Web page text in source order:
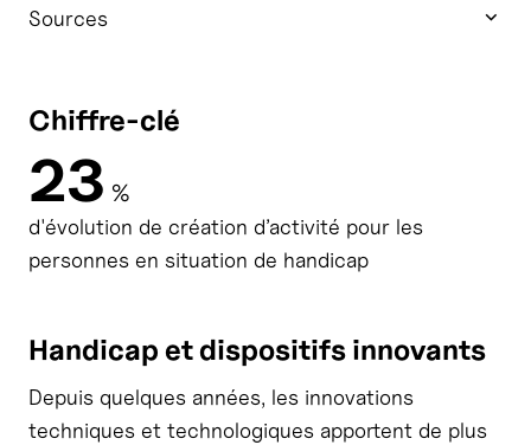
Sources
Chiffre-clé
23 %
d'évolution de création d’activité pour les
personnes en situation de handicap
Handicap et dispositifs innovants
Depuis quelques années, les innovations
techniques et technologiques apportent de plus